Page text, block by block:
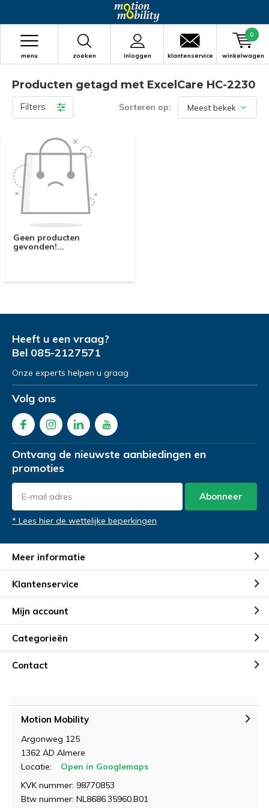
zoeken inloggen
menu klantenservice winkelwagen
0
Producten getagd met ExcelCare HC-2230
Filters Sorteren op:
Geen producten
gevonden!...
Heeft u een vraag?
Bel 085-2127571
Onze experts helpen u graag
Volg ons
Ontvang de nieuwste aanbiedingen en
promoties
Abonneer
* Lees hier de wettelijke beperkingen
Meer informatie
Klantenservice
Mijn account
Categorieën
Contact
Motion Mobility
Argonweg 125
1362 AD Almere
Locatie:
Open in Googlemaps
KVK nummer: 98770853
Btw nummer: NL8686.35960.B01